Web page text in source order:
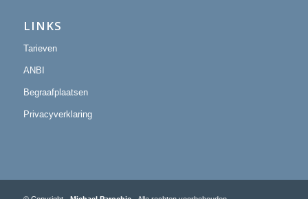
LINKS
Tarieven
ANBI
Begraafplaatsen
Privacyverklaring